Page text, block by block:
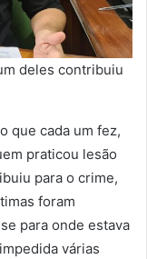
deles contribuiu
que cada um fez,
praticou lesão
para o crime,
foram
para onde estava
várias